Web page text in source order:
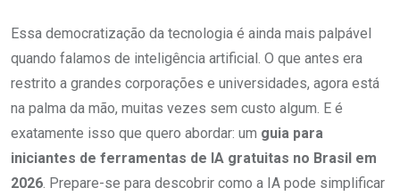
Essa democratização da tecnologia é ainda mais palpável
quando falamos de inteligência artificial. O que antes era
restrito a grandes corporações e universidades, agora está
na palma da mão, muitas vezes sem custo algum. E é
exatamente isso que quero abordar: um guia para
iniciantes de ferramentas de IA gratuitas no Brasil em
2026. Prepare-se para descobrir como a IA pode simplificar